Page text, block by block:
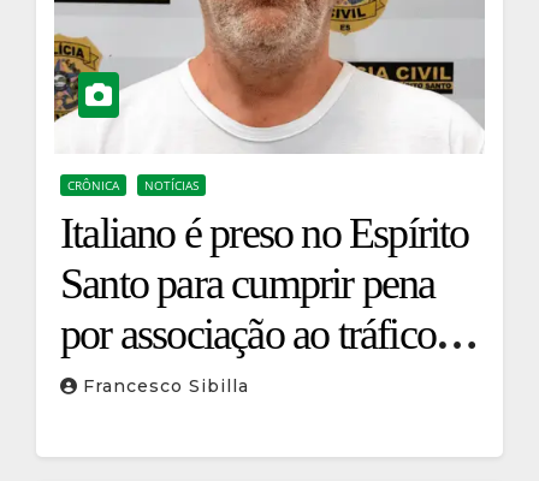
CRÔNICA NOTÍCIAS
Italiano é preso no Espírito
Santo para cumprir pena
por associação ao tráfico de
drogas
Francesco Sibilla